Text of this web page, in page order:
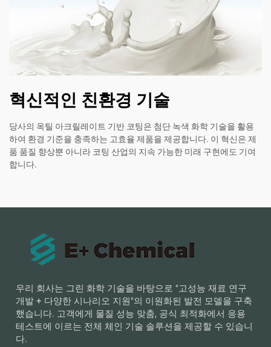
혁신적인 친환경 기술
당사의 옥틸 아크릴레이트 기반 코팅은 첨단 녹색 화학 기술을 활용
하여 환경 기준을 충족하는 고효율 제품을 제공합니다. 이 혁신은 제
품 품질 향상뿐 아니라 코팅 산업의 지속 가능한 미래 구현에도 기여
합니다.
우리 회사는 그린 화학 기술을 바탕으로 "고성능 재료 연구
개발 + 다양한 시나리오 지원"의 이원화된 발전 모델을 구축
했습니다. 고객에게 물질 성능 맞춤, 공식 최적화에서 응용
테스트에 이르는 전체 체인 기술 솔루션을 제공할 수 있습니
다.